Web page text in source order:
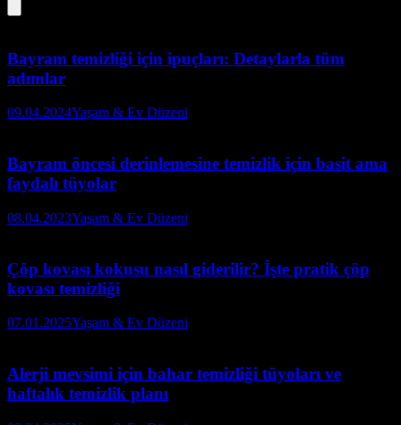
Bayram temizliği için ipuçları: Detaylarla tüm
adımlar
09.04.2024Yaşam & Ev Düzeni
Bayram öncesi derinlemesine temizlik için basit ama
faydalı tüyolar
08.04.2023Yaşam & Ev Düzeni
Çöp kovası kokusu nasıl giderilir? İşte pratik çöp
kovası temizliği
07.01.2025Yaşam & Ev Düzeni
Alerji mevsimi için bahar temizliği tüyoları ve
haftalık temizlik planı